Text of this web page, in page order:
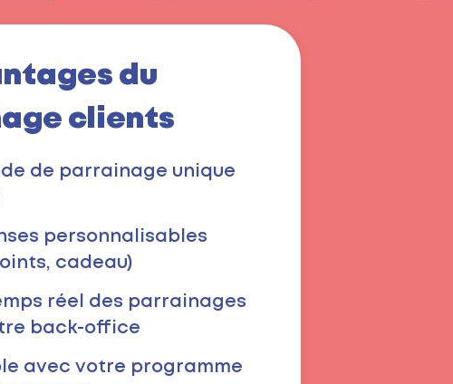
du
clients
de parrainage unique
personnalisables
cadeau)
réel des parrainages
back-office
avec votre programme